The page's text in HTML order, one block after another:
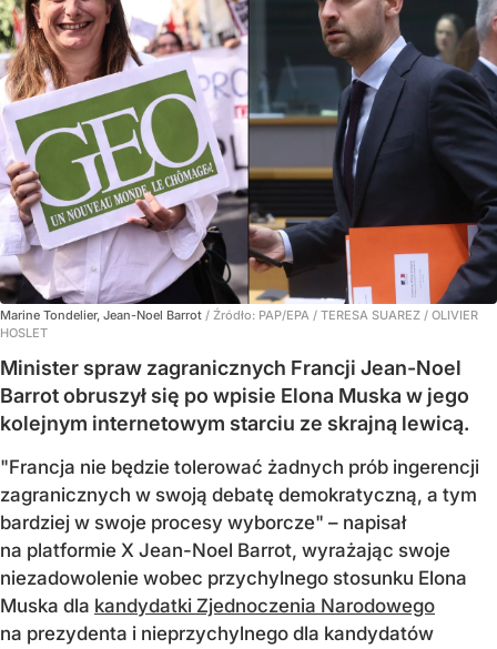
Marine Tondelier, Jean-Noel Barrot / Źródło: PAP/EPA / TERESA SUAREZ / OLIVIER
HOSLET
Minister spraw zagranicznych Francji Jean-Noel
Barrot obruszył się po wpisie Elona Muska w jego
kolejnym internetowym starciu ze skrajną lewicą.
"Francja nie będzie tolerować żadnych prób ingerencji
zagranicznych w swoją debatę demokratyczną, a tym
bardziej w swoje procesy wyborcze" – napisał
na platformie X Jean-Noel Barrot, wyrażając swoje
niezadowolenie wobec przychylnego stosunku Elona
Muska dla kandydatki Zjednoczenia Narodowego
na prezydenta i nieprzychylnego dla kandydatów